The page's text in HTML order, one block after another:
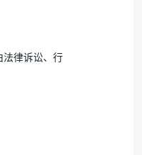
法律诉讼、行